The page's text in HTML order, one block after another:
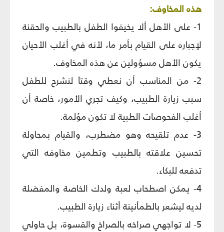
هذه المخاوف:
1- على الأهل ألا يخيفوا الطفل بالطبيب والحقنة
لإجباره على القيام بأمر ما، لأنه في أغلب الأحيان
يكون الأهل مسؤولين عن هذه المخاوف.
2- من المناسب أن نعطي وقتاً لنشرح للطفل
سبب زيارة الطبيب، وكيف تجري الأمور، خاصة أن
أغلب الفحوصات الطبية لا تكون مؤلمة.
3- عدم تلقيحه وهو مضطرب، والقيام بمحاولة
تحسين علاقته بالطبيب وتطمين مخاوفه التي
تدفعه للبكاء.
4- يمكن اصطحاب لعبة ولدك الخاصة والمفضلة
لديه ليشعر بالطمأنينة أثناء زيارة الطبيب.
5- لا تواجهي صراخه بالصراخ والقسوة، بل حاولي